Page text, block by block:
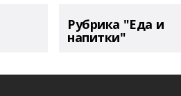
Рубрика "Еда и
напитки"